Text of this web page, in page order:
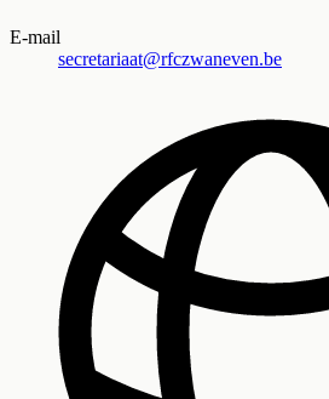
E-mail
secretariaat@rfczwaneven.be